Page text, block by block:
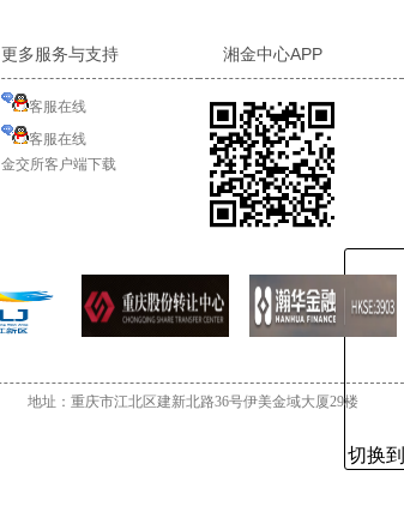
更多服务与支持
客服在线
客服在线
金交所客户端下载
湘金中心APP
地址：重庆市江北区建新北路36号伊美金域大厦29
切换